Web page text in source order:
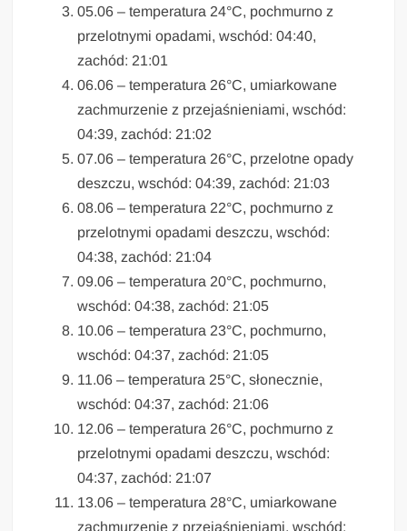
05.06 – temperatura 24°C, pochmurno z
przelotnymi opadami, wschód: 04:40,
zachód: 21:01
06.06 – temperatura 26°C, umiarkowane
zachmurzenie z przejaśnieniami, wschód:
04:39, zachód: 21:02
07.06 – temperatura 26°C, przelotne opady
deszczu, wschód: 04:39, zachód: 21:03
08.06 – temperatura 22°C, pochmurno z
przelotnymi opadami deszczu, wschód:
04:38, zachód: 21:04
09.06 – temperatura 20°C, pochmurno,
wschód: 04:38, zachód: 21:05
10.06 – temperatura 23°C, pochmurno,
wschód: 04:37, zachód: 21:05
11.06 – temperatura 25°C, słonecznie,
wschód: 04:37, zachód: 21:06
12.06 – temperatura 26°C, pochmurno z
przelotnymi opadami deszczu, wschód:
04:37, zachód: 21:07
13.06 – temperatura 28°C, umiarkowane
zachmurzenie z przejaśnieniami, wschód: